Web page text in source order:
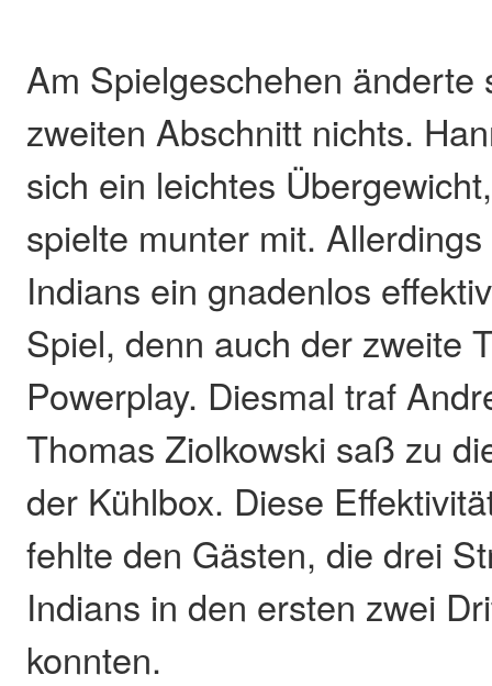
Am Spielgeschehen änderte
zweiten Abschnitt nichts.
sich ein leichtes
spielte munter mit.
Indians ein gnadenlos
Spiel, denn auch der zweite
Powerplay. Diesmal traf
Thomas Ziolkowski saß zu
der Kühlbox. Diese
fehlte den Gästen, die drei
Indians in den ersten zwei
konnten.